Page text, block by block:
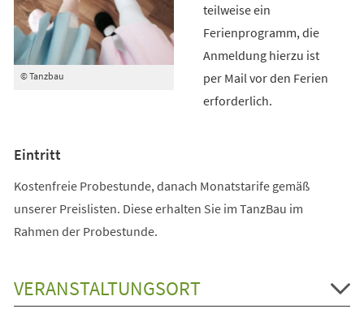
© Tanzbau
teilweise ein
Ferienprogramm, die
Anmeldung hierzu ist
per Mail vor den Ferien
erforderlich.
Eintritt
Kostenfreie Probestunde, danach Monatstarife gemäß
unserer Preislisten. Diese erhalten Sie im TanzBau im
Rahmen der Probestunde.
VERANSTALTUNGSORT